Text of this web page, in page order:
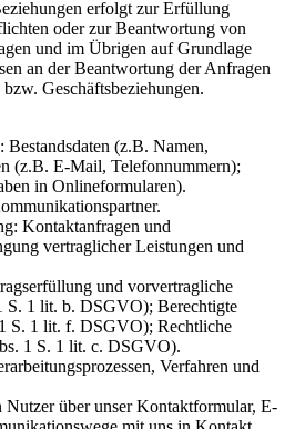
erfolgt zur Erfüllung
oder zur Beantwortung von
und im Übrigen auf Grundlage
an der Beantwortung der Anfragen
Geschäftsbeziehungen.
Bestandsdaten (z.B. Namen,
(z.B. E-Mail, Telefonnummern);
in Onlineformularen).
Kontaktanfragen und
vertraglicher Leistungen und
und vorvertragliche
S. 1 lit. b. DSGVO); Berechtigte
S. 1 lit. f. DSGVO); Rechtliche
1 S. 1 lit. c. DSGVO).
Verfahren und
über unser Kontaktformular, E-